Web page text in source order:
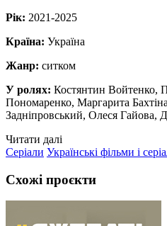
Рік: 2021-2025
Країна: Україна
Жанр: ситком
У ролях: Костянтин Войтенко,
Пономаренко, Маргарита
Задніпровський, Олеся Гайова,
Читати далі
Серіали Українські фільми і
Схожі проєкти